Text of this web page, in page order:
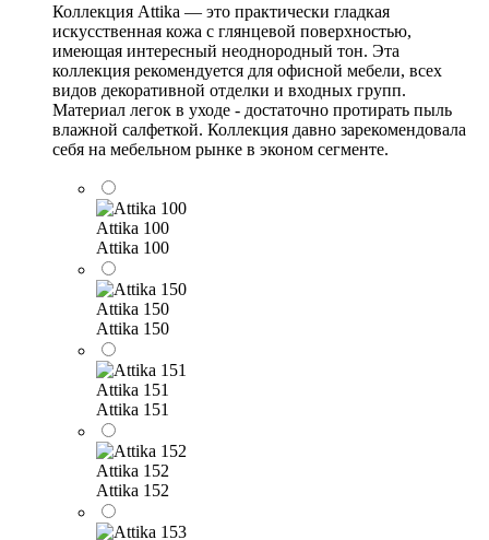
Коллекция Attika — это практически гладкая
искусственная кожа с глянцевой поверхностью,
имеющая интересный неоднородный тон. Эта
коллекция рекомендуется для офисной мебели, всех
видов декоративной отделки и входных групп.
Материал легок в уходе - достаточно протирать пыль
влажной салфеткой. Коллекция давно зарекомендовала
себя на мебельном рынке в эконом сегменте.
Attika 100
Attika 100
Attika 150
Attika 150
Attika 151
Attika 151
Attika 152
Attika 152